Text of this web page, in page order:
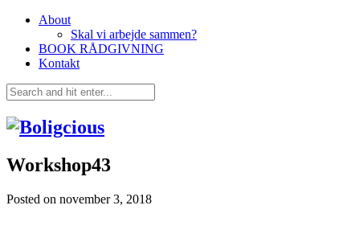
About
Skal vi arbejde sammen?
BOOK RÅDGIVNING
Kontakt
Workshop43
Posted on november 3, 2018